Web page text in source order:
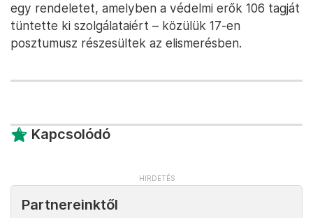
egy rendeletet, amelyben a védelmi erők 106 tagját
tüntette ki szolgálataiért – közülük 17-en
posztumusz részesültek az elismerésben.
Kapcsolódó
Partnereinktől